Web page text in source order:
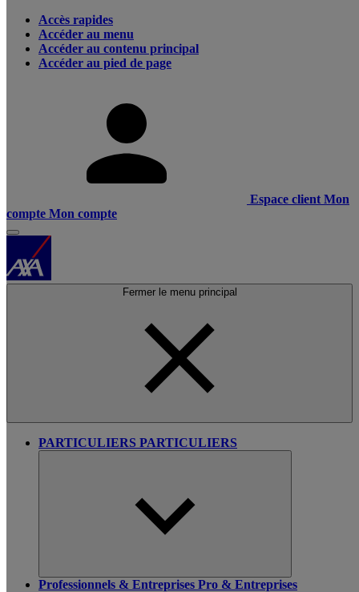
Accès rapides
Accéder au menu
Accéder au contenu principal
Accéder au pied de page
Espace client Mon
compte Mon compte
Fermer le menu principal
PARTICULIERS PARTICULIERS
Professionnels & Entreprises Pro & Entreprises